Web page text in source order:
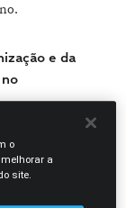
e da
incide
e da
do Decreto-
o
a
site.